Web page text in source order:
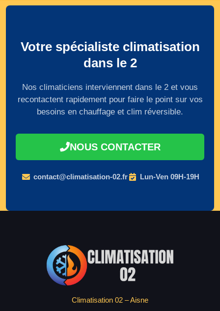
Votre spécialiste climatisation
dans le 2
Nos climaticiens interviennent dans le 2 et vous
recontactent rapidement pour faire le point sur vos
besoins en chauffage et clim réversible.
NOUS CONTACTER
contact@climatisation-02.fr Lun-Ven 09H-19H
Climatisation 02 – Aisne